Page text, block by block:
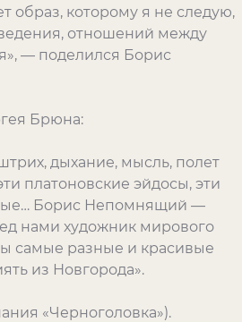
образ, которому я не следую,
отношений между
— поделился Борис
Брюна:
дыхание, мысль, полет
платоновские эйдосы, эти
Борис Непомнящий —
нами художник мирового
самые разные и красивые
из Новгорода».
«Черноголовка»).